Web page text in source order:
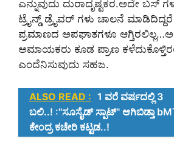
ಎನ್ನುವುದು ದುರಾದೃಷ್ಟಕರ.ಅದೇ ಬಸ್‌
ಟ್ರೈನ್ಡ್‌ ಡ್ರೈವರ್‌ ಗಳು ಚಾಲನೆ
ಪ್ರಮಾಣದ ಅಪಘಾತಗಳೂ
ಅಮಾಯಕರು ಕೂಡ ಪ್ರಾಣ
ಎಂದೆನಿಸುವುದು ಸಹಜ.
ALSO READ : 1 ವರೆ ವರ್ಷದಲ್ಲಿ 3
ಬಲಿ..! :"ಸೂಸೈಡ್ ಸ್ಪಾಟ್" ಆಗಿಬಿಡ್ತಾ
ಕೇಂದ್ರ ಕಚೇರಿ ಕಟ್ಟಡ..!